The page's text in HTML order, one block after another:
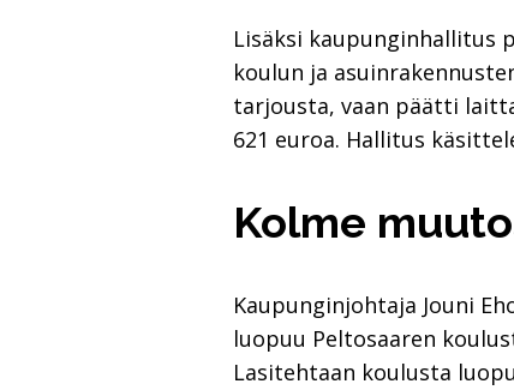
Lisäksi kaupunginhallitus
koulun ja
tarjousta, vaan päätti
621 euroa. Hallitus
Kolme
Kaupunginjohtaja Jouni
luopuu Peltosaaren
Lasitehtaan koulusta